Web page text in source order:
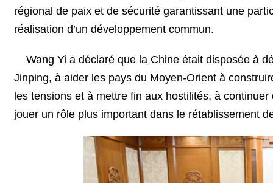
régional de paix et de sécurité garantissant une
réalisation d’un développement commun.
Wang Yi a déclaré que la Chine était disposée à
Jinping, à aider les pays du Moyen-Orient à
les tensions et à mettre fin aux hostilités, à
jouer un rôle plus important dans le rétablissement